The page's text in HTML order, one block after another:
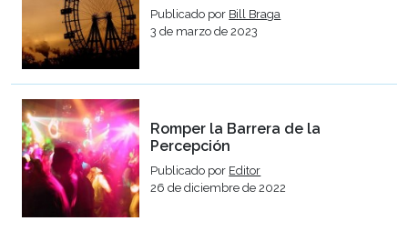
Publicado por Bill Braga
3 de marzo de 2023
Romper la Barrera de la
Percepción
Publicado por Editor
26 de diciembre de 2022